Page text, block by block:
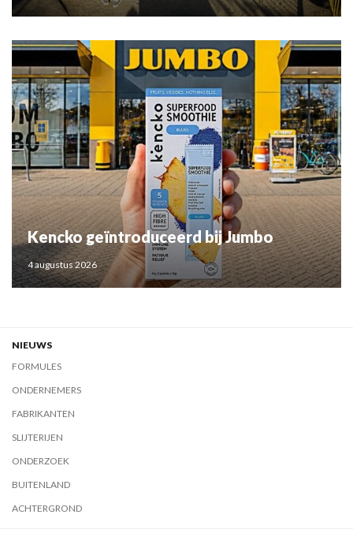
Kencko geïntroduceerd bij Jumbo
4 augustus 2026
NIEUWS
FORMULES
ONDERNEMERS
FABRIKANTEN
SLIJTERIJEN
ONDERZOEK
BUITENLAND
ACHTERGROND